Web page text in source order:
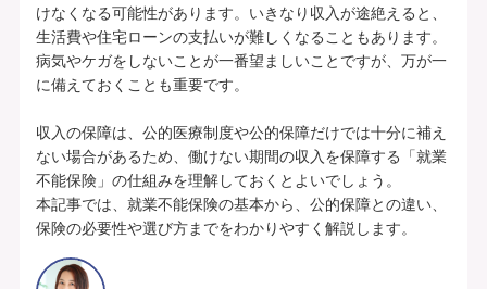
けなくなる可能性があります。いきなり収入が途絶えると、
生活費や住宅ローンの支払いが難しくなることもあります。
病気やケガをしないことが一番望ましいことですが、万が一
に備えておくことも重要です。
収入の保障は、公的医療制度や公的保障だけでは十分に補え
ない場合があるため、働けない期間の収入を保障する「就業
不能保険」の仕組みを理解しておくとよいでしょう。
本記事では、就業不能保険の基本から、公的保障との違い、